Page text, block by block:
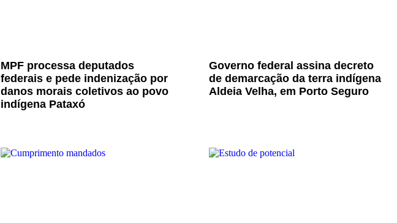
MPF processa deputados
federais e pede indenização por
danos morais coletivos ao povo
indígena Pataxó
Governo federal assina decreto
de demarcação da terra indígena
Aldeia Velha, em Porto Seguro